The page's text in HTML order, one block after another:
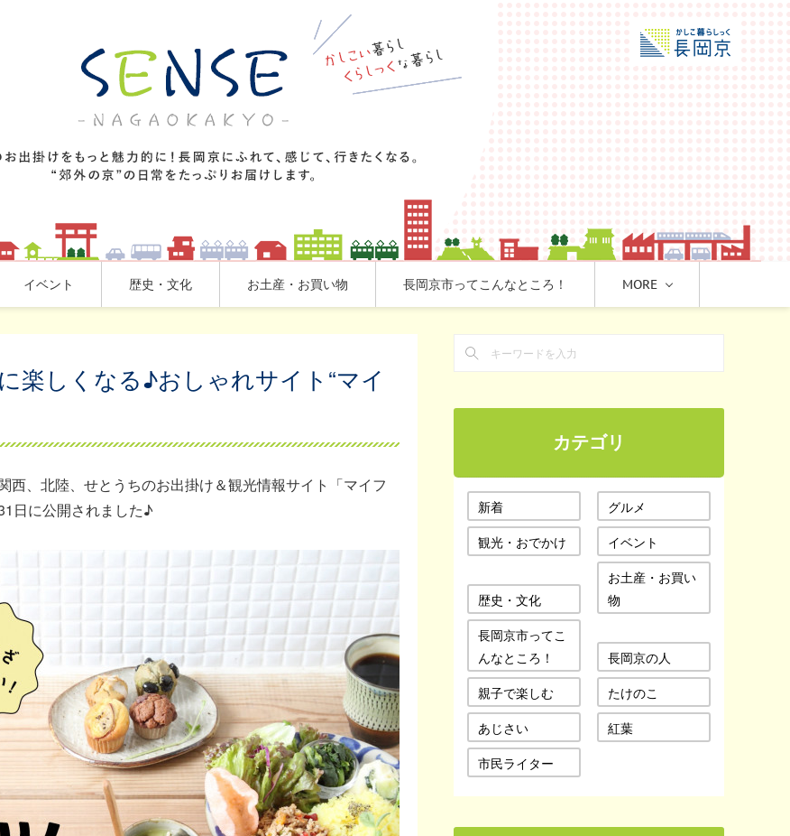
イベント 歴史・文化 お土産・お買い物 長岡京市ってこんなところ！ MORE
楽しくなる♪おしゃれサイト“マイ
、北陸、せとうちのお出掛け＆観光情報サイト「マイフ
日に公開されました♪
カテゴリ
新着
グルメ
観光・おでかけ
イベント
歴史・文化
お土産・お買い
物
長岡京市ってこ
んなところ！
長岡京の人
親子で楽しむ
たけのこ
あじさい
紅葉
市民ライター